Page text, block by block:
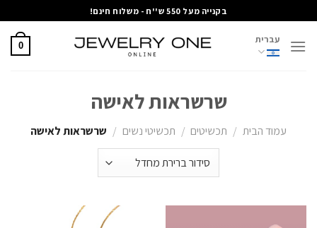
to
content
בקנייה מעל 550 ש''ח - משלוח חינם!
עברית
0
שרשראות לאישה
עמוד הבית / תכשיטים / תכשיטי נשים / שרשראות לאישה